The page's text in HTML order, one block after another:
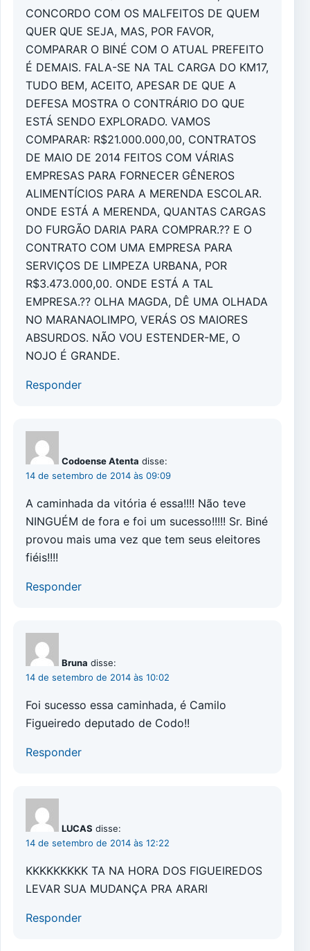
CONCORDO COM OS MALFEITOS DE QUEM
QUER QUE SEJA, MAS, POR FAVOR,
COMPARAR O BINÉ COM O ATUAL PREFEITO
É DEMAIS. FALA-SE NA TAL CARGA DO KM17,
TUDO BEM, ACEITO, APESAR DE QUE A
DEFESA MOSTRA O CONTRÁRIO DO QUE
ESTÁ SENDO EXPLORADO. VAMOS
COMPARAR: R$21.000.000,00, CONTRATOS
DE MAIO DE 2014 FEITOS COM VÁRIAS
EMPRESAS PARA FORNECER GÊNEROS
ALIMENTÍCIOS PARA A MERENDA ESCOLAR.
ONDE ESTÁ A MERENDA, QUANTAS CARGAS
DO FURGÃO DARIA PARA COMPRAR.?? E O
CONTRATO COM UMA EMPRESA PARA
SERVIÇOS DE LIMPEZA URBANA, POR
R$3.473.000,00. ONDE ESTÁ A TAL
EMPRESA.?? OLHA MAGDA, DÊ UMA OLHADA
NO MARANAOLIMPO, VERÁS OS MAIORES
ABSURDOS. NÃO VOU ESTENDER-ME, O
NOJO É GRANDE.
Responder
Codoense Atenta disse:
14 de setembro de 2014 às 09:09
A caminhada da vitória é essa!!!! Não teve
NINGUÉM de fora e foi um sucesso!!!!! Sr. Biné
provou mais uma vez que tem seus eleitores
fiéis!!!!
Responder
Bruna disse:
14 de setembro de 2014 às 10:02
Foi sucesso essa caminhada, é Camilo
Figueiredo deputado de Codo!!
Responder
LUCAS disse:
14 de setembro de 2014 às 12:22
KKKKKKKKK TA NA HORA DOS FIGUEIREDOS
LEVAR SUA MUDANÇA PRA ARARI
Responder